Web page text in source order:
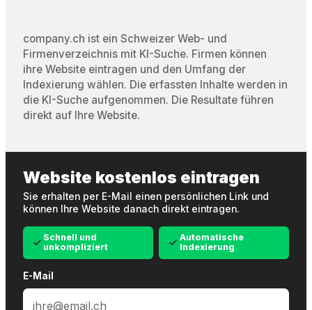
company.ch ist ein Schweizer Web- und
Firmenverzeichnis mit KI-Suche. Firmen können
ihre Website eintragen und den Umfang der
Indexierung wählen. Die erfassten Inhalte werden in
die KI-Suche aufgenommen. Die Resultate führen
direkt auf Ihre Website.
Website kostenlos eintragen
Sie erhalten per E-Mail einen persönlichen Link und
können Ihre Website danach direkt eintragen.
Schnell und
unkompliziert
Automatische
Indexierung
E-Mail